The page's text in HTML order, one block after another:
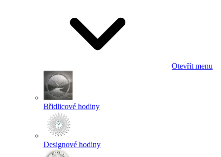
Otevřít menu
Břidlicové hodiny
Designové hodiny